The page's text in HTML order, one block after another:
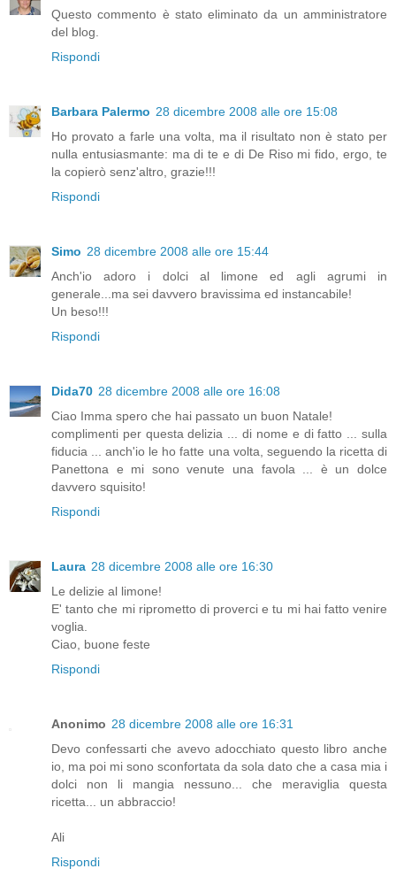
Questo commento è stato eliminato da un amministratore
del blog.
Rispondi
Barbara Palermo 28 dicembre 2008 alle ore 15:08
Ho provato a farle una volta, ma il risultato non è stato per
nulla entusiasmante: ma di te e di De Riso mi fido, ergo, te
la copierò senz'altro, grazie!!!
Rispondi
Simo 28 dicembre 2008 alle ore 15:44
Anch'io adoro i dolci al limone ed agli agrumi in
generale...ma sei davvero bravissima ed instancabile!
Un beso!!!
Rispondi
Dida70 28 dicembre 2008 alle ore 16:08
Ciao Imma spero che hai passato un buon Natale!
complimenti per questa delizia ... di nome e di fatto ... sulla
fiducia ... anch'io le ho fatte una volta, seguendo la ricetta di
Panettona e mi sono venute una favola ... è un dolce
davvero squisito!
Rispondi
Laura 28 dicembre 2008 alle ore 16:30
Le delizie al limone!
E' tanto che mi riprometto di proverci e tu mi hai fatto venire
voglia.
Ciao, buone feste
Rispondi
Anonimo 28 dicembre 2008 alle ore 16:31
Devo confessarti che avevo adocchiato questo libro anche
io, ma poi mi sono sconfortata da sola dato che a casa mia i
dolci non li mangia nessuno... che meraviglia questa
ricetta... un abbraccio!
Ali
Rispondi